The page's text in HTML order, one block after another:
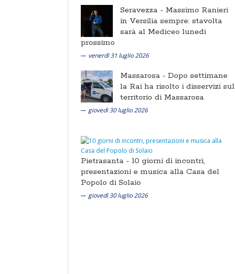
Seravezza - Massimo Ranieri
in Versilia sempre: stavolta
sarà al Mediceo lunedi
prossimo
venerdì 31 luglio 2026
Massarosa - Dopo settimane
la Rai ha risolto i disservizi sul
territorio di Massarosa
giovedì 30 luglio 2026
Pietrasanta - 10 giorni di incontri,
presentazioni e musica alla Casa del
Popolo di Solaio
giovedì 30 luglio 2026